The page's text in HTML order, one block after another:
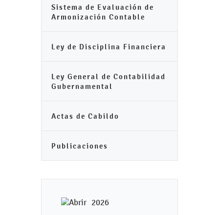
Sistema de Evaluación de
Armonización Contable
Ley de Disciplina Financiera
Ley General de Contabilidad
Gubernamental
Actas de Cabildo
Publicaciones
2026